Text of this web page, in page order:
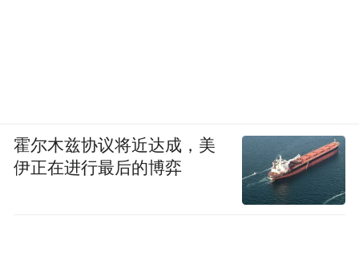
霍尔木兹协议将近达成，美
伊正在进行最后的博弈